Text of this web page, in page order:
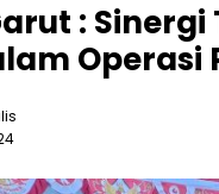
:
Operasi